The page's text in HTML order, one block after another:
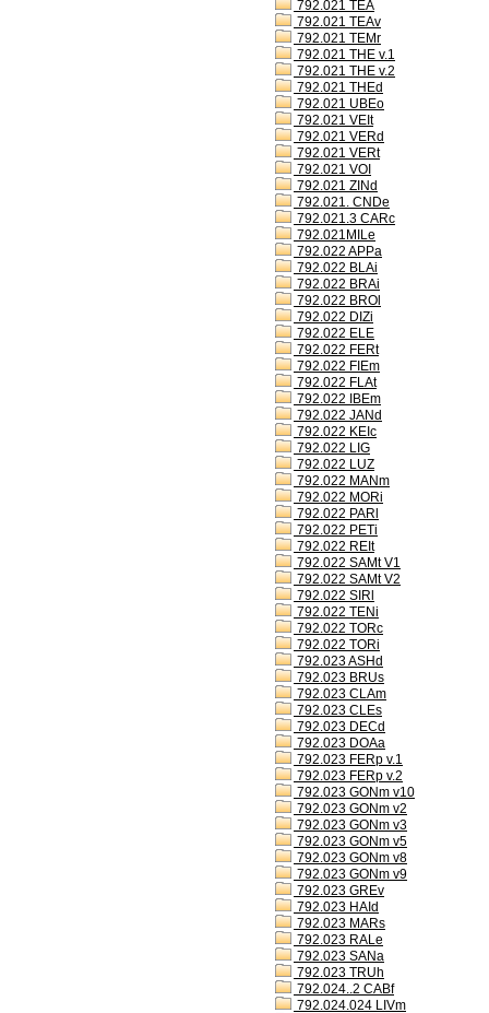
792.021 TEA
792.021 TEAv
792.021 TEMr
792.021 THE v.1
792.021 THE v.2
792.021 THEd
792.021 UBEo
792.021 VEIt
792.021 VERd
792.021 VERt
792.021 VOI
792.021 ZINd
792.021. CNDe
792.021.3 CARc
792.021MILe
792.022 APPa
792.022 BLAi
792.022 BRAi
792.022 BROl
792.022 DIZi
792.022 ELE
792.022 FERt
792.022 FIEm
792.022 FLAt
792.022 IBEm
792.022 JANd
792.022 KEIc
792.022 LIG
792.022 LUZ
792.022 MANm
792.022 MORi
792.022 PARl
792.022 PETi
792.022 REIt
792.022 SAMt V1
792.022 SAMt V2
792.022 SIRl
792.022 TENi
792.022 TORc
792.022 TORi
792.023 ASHd
792.023 BRUs
792.023 CLAm
792.023 CLEs
792.023 DECd
792.023 DOAa
792.023 FERp v.1
792.023 FERp v.2
792.023 GONm v10
792.023 GONm v2
792.023 GONm v3
792.023 GONm v5
792.023 GONm v8
792.023 GONm v9
792.023 GREv
792.023 HAId
792.023 MARs
792.023 RALe
792.023 SANa
792.023 TRUh
792.024..2 CABf
792.024.024 LIVm